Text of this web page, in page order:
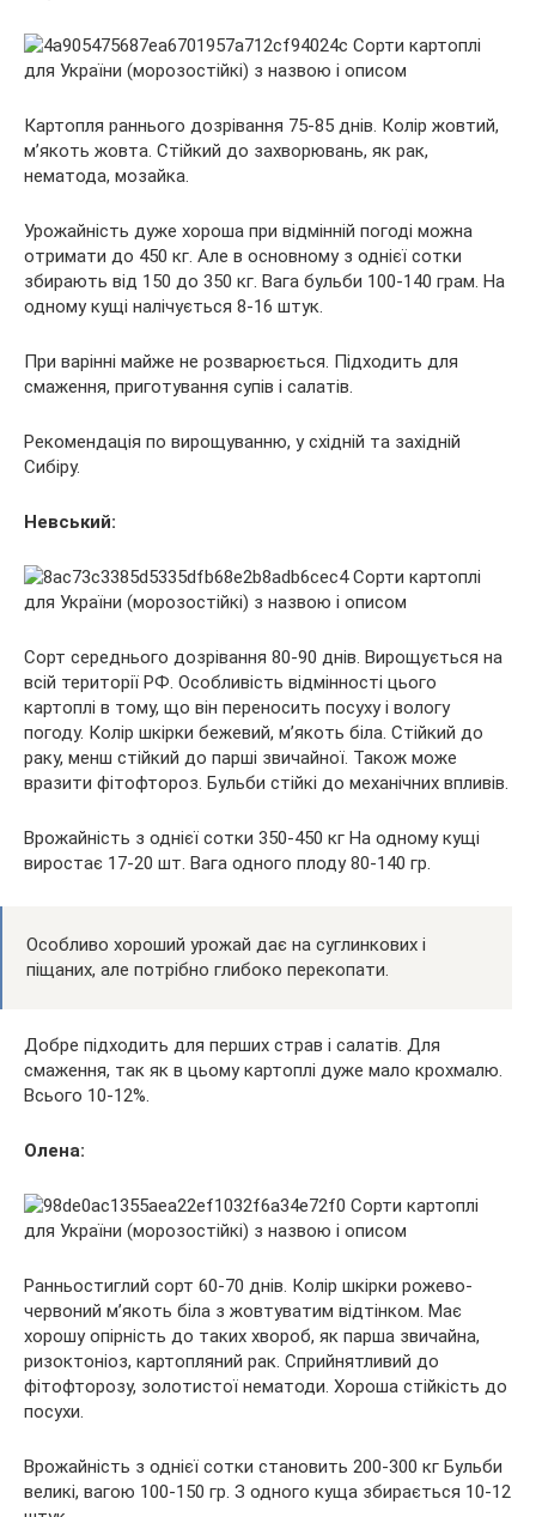
Картопля раннього дозрівання 75-85 днів. Колір жовтий,
м’якоть жовта. Стійкий до захворювань, як рак,
нематода, мозайка.
Урожайність дуже хороша при відмінній погоді можна
отримати до 450 кг. Але в основному з однієї сотки
збирають від 150 до 350 кг. Вага бульби 100-140 грам. На
одному кущі налічується 8-16 штук.
При варінні майже не розварюється. Підходить для
смаження, приготування супів і салатів.
Рекомендація по вирощуванню, у східній та західній
Сибіру.
Невський:
Сорт середнього дозрівання 80-90 днів. Вирощується на
всій території РФ. Особливість відмінності цього
картоплі в тому, що він переносить посуху і вологу
погоду. Колір шкірки бежевий, м’якоть біла. Стійкий до
раку, менш стійкий до парші звичайної. Також може
вразити фітофтороз. Бульби стійкі до механічних впливів.
Врожайність з однієї сотки 350-450 кг На одному кущі
виростає 17-20 шт. Вага одного плоду 80-140 гр.
Особливо хороший урожай дає на суглинкових і
піщаних, але потрібно глибоко перекопати.
Добре підходить для перших страв і салатів. Для
смаження, так як в цьому картоплі дуже мало крохмалю.
Всього 10-12%.
Олена:
Ранньостиглий сорт 60-70 днів. Колір шкірки рожево-
червоний м’якоть біла з жовтуватим відтінком. Має
хорошу опірність до таких хвороб, як парша звичайна,
ризоктоніоз, картопляний рак. Сприйнятливий до
фітофторозу, золотистої нематоди. Хороша стійкість до
посухи.
Врожайність з однієї сотки становить 200-300 кг Бульби
великі, вагою 100-150 гр. З одного куща збирається 10-12